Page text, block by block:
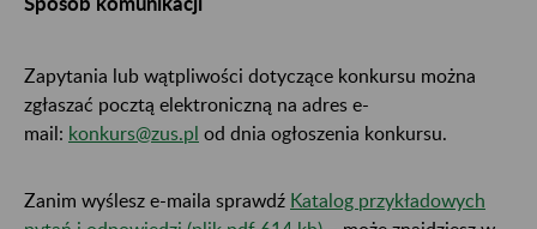
Zapytania lub wątpliwości dotyczące konkursu można
zgłaszać pocztą elektroniczną na adres e-
mail: konkurs@zus.pl od dnia ogłoszenia konkursu.
Zanim wyślesz e-maila sprawdź Katalog przykładowych